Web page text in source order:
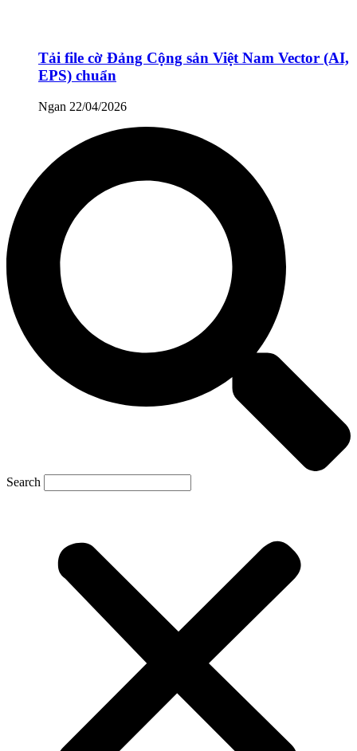
Tải file cờ Đảng Cộng sản Việt Nam Vector (AI,
EPS) chuẩn
Ngan 22/04/2026
Search